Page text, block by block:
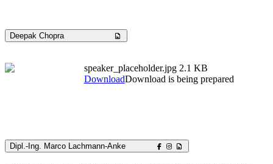
Deepak Chopra
speaker_placeholder.jpg 2.1 KB
DownloadDownload is being prepared
Dipl.-Ing. Marco Lachmann-Anke